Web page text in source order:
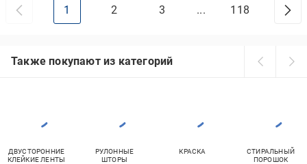
1 2 3 ... 118
Также покупают из категорий
ДВУСТОРОННИЕ
КЛЕЙКИЕ ЛЕНТЫ
РУЛОННЫЕ
ШТОРЫ
КРАСКА
СТИРАЛЬНЫЙ
ПОРОШОК